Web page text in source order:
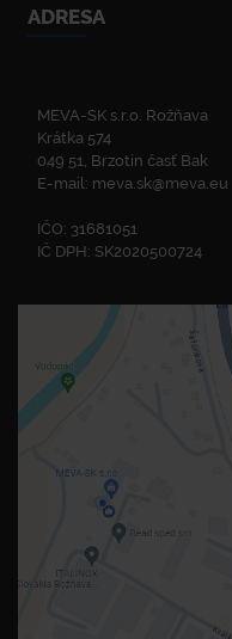
ADRESA
MEVA-SK s.r.o. Rožňava
Krátka 574
049 51, Brzotín časť Bak
E-mail: meva.sk@meva.eu
IČO: 31681051
IČ DPH: SK2020500724